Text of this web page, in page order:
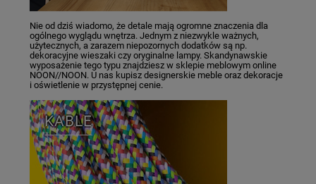
Nie od dziś wiadomo, że detale mają ogromne znaczenia dla
ogólnego wyglądu wnętrza. Jednym z niezwykle ważnych,
użytecznych, a zarazem niepozornych dodatków są np.
dekoracyjne wieszaki czy oryginalne lampy. Skandynawskie
wyposażenie tego typu znajdziesz w sklepie meblowym online
NOON//NOON. U nas kupisz designerskie meble oraz dekoracje
i oświetlenie w przystępnej cenie.
KABLE